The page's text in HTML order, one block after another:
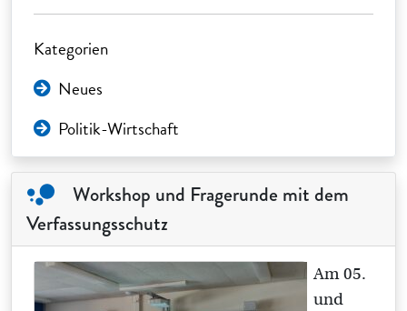
Kategorien
Neues
Politik-Wirtschaft
Workshop und Fragerunde mit dem
Verfassungsschutz
Am 05.
und